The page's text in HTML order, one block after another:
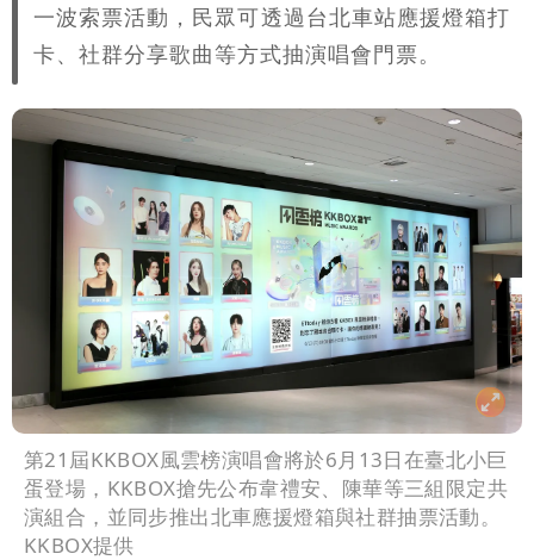
變化
醫學教授林慶順意外離世 女兒沉痛證實
一波索票活動，民眾可透過台北車站應援燈箱打
卡、社群分享歌曲等方式抽演唱會門票。
第21屆KKBOX風雲榜演唱會將於6月13日在臺北小巨
蛋登場，KKBOX搶先公布韋禮安、陳華等三組限定共
演組合，並同步推出北車應援燈箱與社群抽票活動。
KKBOX提供